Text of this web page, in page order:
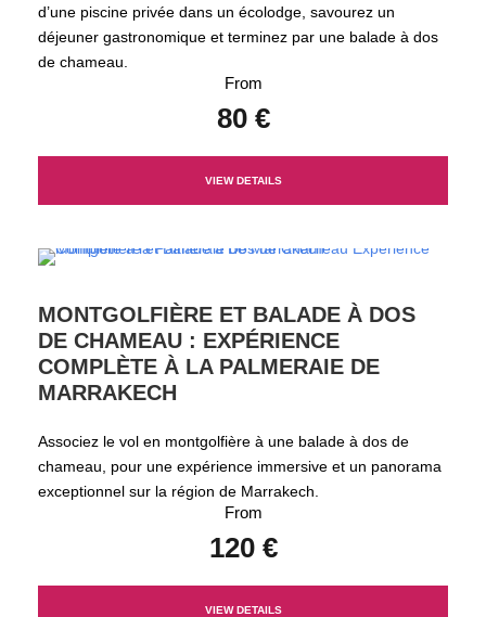
d’une piscine privée dans un écolodge, savourez un
déjeuner gastronomique et terminez par une balade à dos
de chameau.
From
80 €
VIEW DETAILS
MONTGOLFIÈRE ET BALADE À DOS
DE CHAMEAU : EXPÉRIENCE
COMPLÈTE À LA PALMERAIE DE
MARRAKECH
Associez le vol en montgolfière à une balade à dos de
chameau, pour une expérience immersive et un panorama
exceptionnel sur la région de Marrakech.
From
120 €
VIEW DETAILS